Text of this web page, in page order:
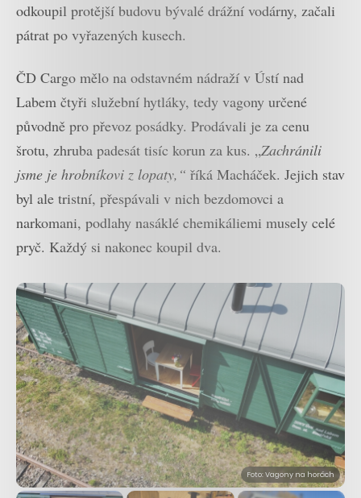
odkoupil protější budovu bývalé drážní vodárny, začali
pátrat po vyřazených kusech.
ČD Cargo mělo na odstavném nádraží v Ústí nad
Labem čtyři služební hytláky, tedy vagony určené
původně pro převoz posádky. Prodávali je za cenu
šrotu, zhruba padesát tisíc korun za kus. „Zachránili
jsme je hrobníkovi z lopaty,“ říká Macháček. Jejich stav
byl ale tristní, přespávali v nich bezdomovci a
narkomani, podlahy nasáklé chemikáliemi musely celé
pryč. Každý si nakonec koupil dva.
Foto: Vagony na horách